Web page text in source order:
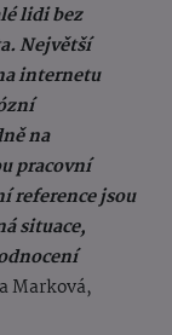
lidi bez
Největší
internetu
na
pracovní
reference jsou
situace,
Marková,